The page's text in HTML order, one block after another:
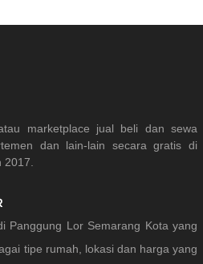
marketplace jual beli dan sewa
dan lain-lain secara gratis di
Panggung Lor Semarang Kota yang
tipe rumah, lokasi dan harga yang